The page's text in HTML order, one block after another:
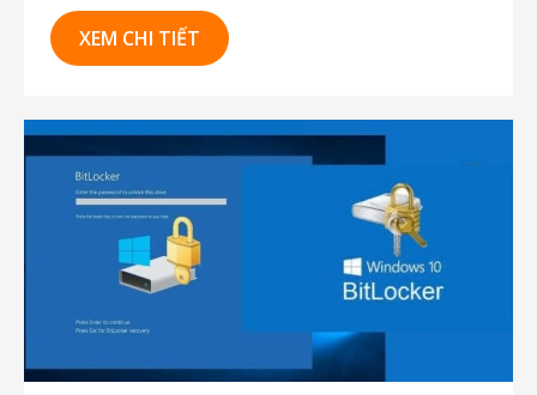
công với hình thức tương tự trên máy chủ chạy
Exchange Server 2013. 2016 và 2019. Những
máy chủ này đã bị mã hóa phân vùng chứa dữ
XEM CHI TIẾT